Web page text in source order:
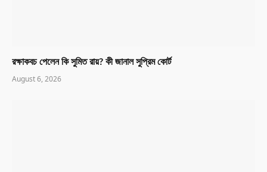
রক্ষাকবচ পেলেন কি সুমিত রায়? কী জানাল সুপ্রিম কোর্ট
August 6, 2026